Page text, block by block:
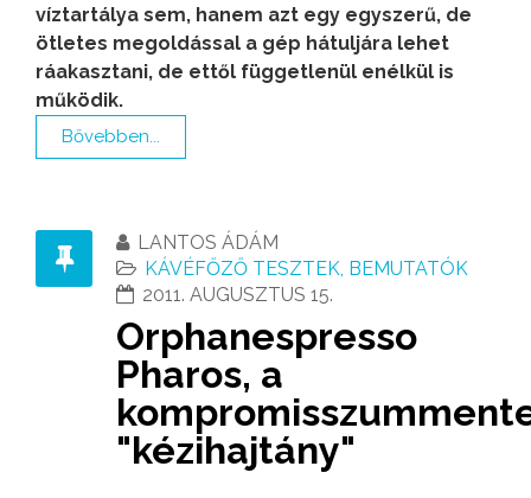
víztartálya sem, hanem azt egy egyszerű, de
ötletes megoldással a gép hátuljára lehet
ráakasztani, de ettől függetlenül enélkül is
működik.
Bővebben...
LANTOS ÁDÁM
KÁVÉFŐZŐ TESZTEK, BEMUTATÓK
2011. AUGUSZTUS 15.
Orphanespresso
Pharos, a
"kézihajtány"